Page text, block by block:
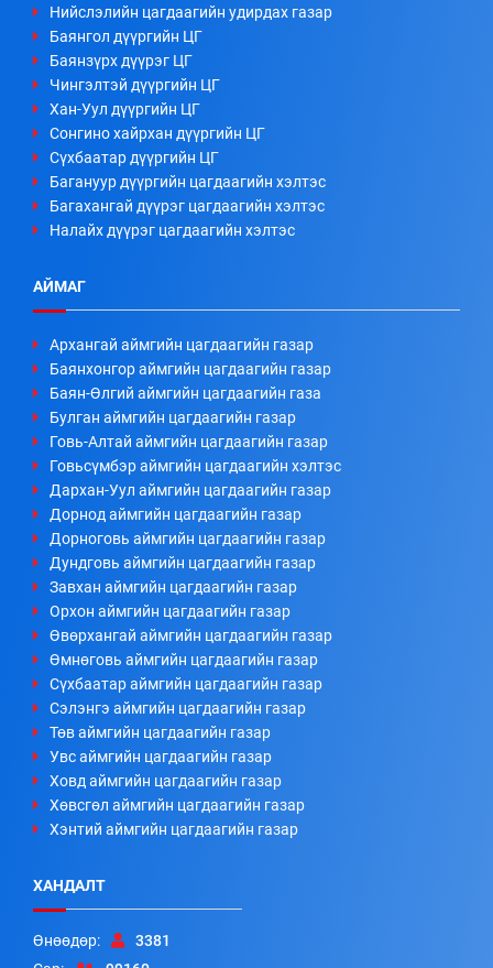
Нийслэлийн цагдаагийн удирдах газар
Баянгол дүүргийн ЦГ
Баянзүрх дүүрэг ЦГ
Чингэлтэй дүүргийн ЦГ
Хан-Уул дүүргийн ЦГ
Сонгино хайрхан дүүргийн ЦГ
Сүхбаатар дүүргийн ЦГ
Багануур дүүргийн цагдаагийн хэлтэс
Багахангай дүүрэг цагдаагийн хэлтэс
Налайх дүүрэг цагдаагийн хэлтэс
АЙМАГ
Архангай аймгийн цагдаагийн газар
Баянхонгор аймгийн цагдаагийн газар
Баян-Өлгий аймгийн цагдаагийн газа
Булган аймгийн цагдаагийн газар
Говь-Алтай аймгийн цагдаагийн газар
Говьсүмбэр аймгийн цагдаагийн хэлтэс
Дархан-Уул аймгийн цагдаагийн газар
Дорнод аймгийн цагдаагийн газар
Дорноговь аймгийн цагдаагийн газар
Дундговь аймгийн цагдаагийн газар
Завхан аймгийн цагдаагийн газар
Орхон аймгийн цагдаагийн газар
Өвөрхангай аймгийн цагдаагийн газар
Өмнөговь аймгийн цагдаагийн газар
Сүхбаатар аймгийн цагдаагийн газар
Сэлэнгэ аймгийн цагдаагийн газар
Төв аймгийн цагдаагийн газар
Увс аймгийн цагдаагийн газар
Ховд аймгийн цагдаагийн газар
Хөвсгөл аймгийн цагдаагийн газар
Хэнтий аймгийн цагдаагийн газар
ХАНДАЛТ
Өнөөдөр:
3381